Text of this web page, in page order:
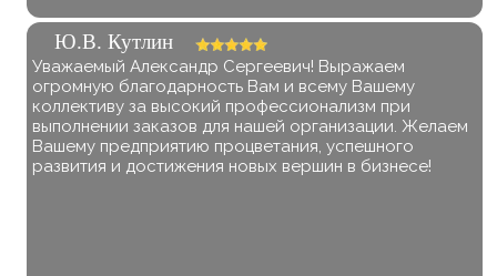
Ю.В. Кутлин
Уважаемый Александр Сергеевич! Выражаем
огромную благодарность Вам и всему Вашему
коллективу за высокий профессионализм при
выполнении заказов для нашей организации. Желаем
Вашему предприятию процветания, успешного
развития и достижения новых вершин в бизнесе!